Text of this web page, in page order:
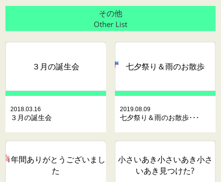
その他
Other List
３月の誕生会
2018.03.16
３月の誕生会
七夕祭り＆雨のお散歩
2019.08.09
七夕祭り＆雨のお散歩･･･
1年間ありがとうございまし
た
小さいあき小さいあき小さ
いあき見つけた?